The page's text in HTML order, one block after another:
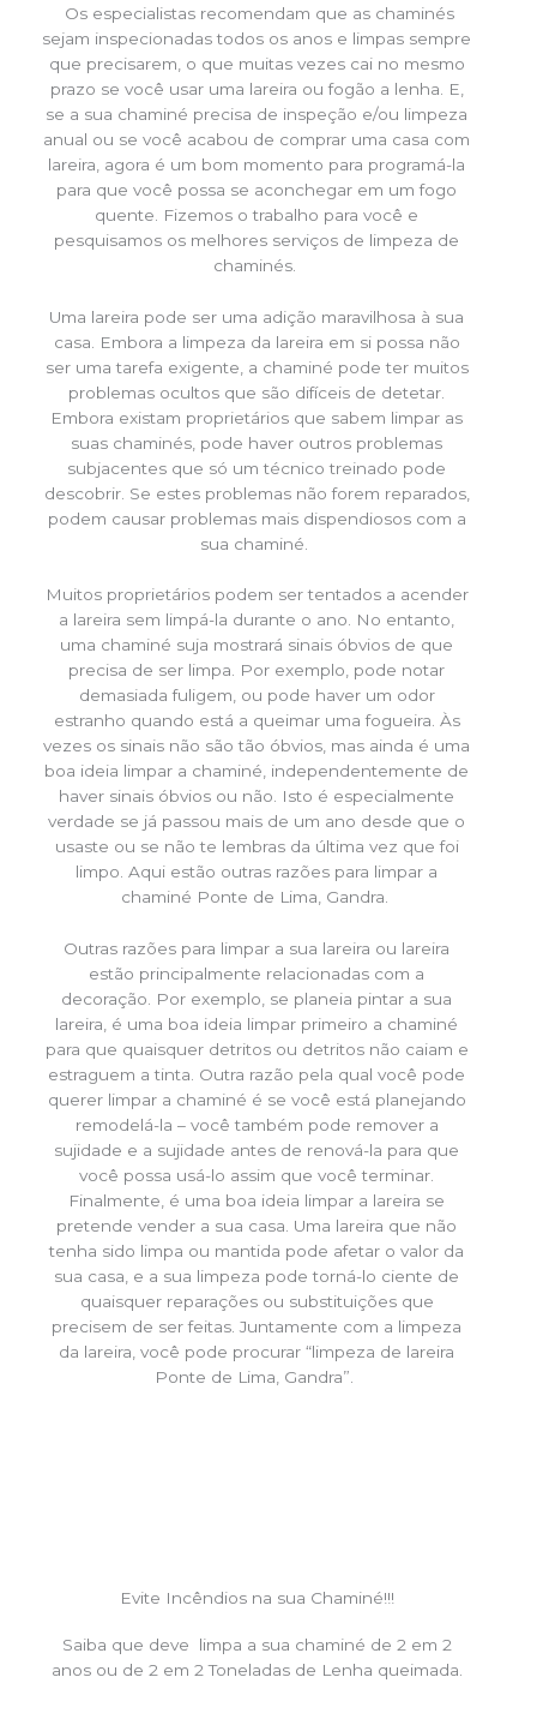
Os especialistas recomendam que as chaminés
sejam inspecionadas todos os anos e limpas sempre
que precisarem, o que muitas vezes cai no mesmo
prazo se você usar uma lareira ou fogão a lenha. E,
se a sua chaminé precisa de inspeção e/ou limpeza
anual ou se você acabou de comprar uma casa com
lareira, agora é um bom momento para programá-la
para que você possa se aconchegar em um fogo
quente. Fizemos o trabalho para você e
pesquisamos os melhores serviços de limpeza de
chaminés.
Uma lareira pode ser uma adição maravilhosa à sua
casa. Embora a limpeza da lareira em si possa não
ser uma tarefa exigente, a chaminé pode ter muitos
problemas ocultos que são difíceis de detetar.
Embora existam proprietários que sabem limpar as
suas chaminés, pode haver outros problemas
subjacentes que só um técnico treinado pode
descobrir. Se estes problemas não forem reparados,
podem causar problemas mais dispendiosos com a
sua chaminé.
Muitos proprietários podem ser tentados a acender
a lareira sem limpá-la durante o ano. No entanto,
uma chaminé suja mostrará sinais óbvios de que
precisa de ser limpa. Por exemplo, pode notar
demasiada fuligem, ou pode haver um odor
estranho quando está a queimar uma fogueira. Às
vezes os sinais não são tão óbvios, mas ainda é uma
boa ideia limpar a chaminé, independentemente de
haver sinais óbvios ou não. Isto é especialmente
verdade se já passou mais de um ano desde que o
usaste ou se não te lembras da última vez que foi
limpo. Aqui estão outras razões para limpar a
chaminé Ponte de Lima, Gandra.
Outras razões para limpar a sua lareira ou lareira
estão principalmente relacionadas com a
decoração. Por exemplo, se planeia pintar a sua
lareira, é uma boa ideia limpar primeiro a chaminé
para que quaisquer detritos ou detritos não caiam e
estraguem a tinta. Outra razão pela qual você pode
querer limpar a chaminé é se você está planejando
remodelá-la – você também pode remover a
sujidade e a sujidade antes de renová-la para que
você possa usá-lo assim que você terminar.
Finalmente, é uma boa ideia limpar a lareira se
pretende vender a sua casa. Uma lareira que não
tenha sido limpa ou mantida pode afetar o valor da
sua casa, e a sua limpeza pode torná-lo ciente de
quaisquer reparações ou substituições que
precisem de ser feitas. Juntamente com a limpeza
da lareira, você pode procurar “limpeza de lareira
Ponte de Lima, Gandra”.
Evite Incêndios na sua Chaminé!!!
Saiba que deve limpa a sua chaminé de 2 em 2
anos ou de 2 em 2 Toneladas de Lenha queimada.